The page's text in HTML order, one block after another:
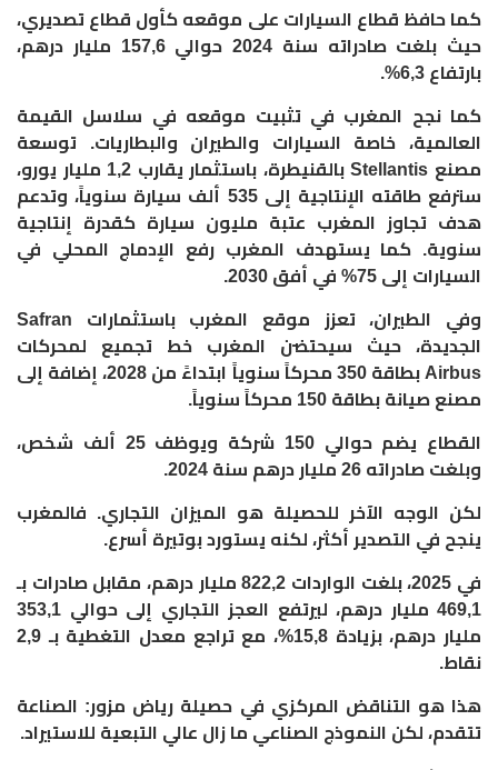
كما حافظ قطاع السيارات على موقعه كأول قطاع تصديري،
حيث بلغت صادراته سنة 2024 حوالي 157,6 مليار درهم،
بارتفاع 6,3%.
كما نجح المغرب في تثبيت موقعه في سلاسل القيمة
العالمية، خاصة السيارات والطيران والبطاريات. توسعة
مصنع Stellantis بالقنيطرة، باستثمار يقارب 1,2 مليار يورو،
سترفع طاقته الإنتاجية إلى 535 ألف سيارة سنوياً، وتدعم
هدف تجاوز المغرب عتبة مليون سيارة كقدرة إنتاجية
سنوية. كما يستهدف المغرب رفع الإدماج المحلي في
السيارات إلى 75% في أفق 2030.
وفي الطيران، تعزز موقع المغرب باستثمارات Safran
الجديدة، حيث سيحتضن المغرب خط تجميع لمحركات
Airbus بطاقة 350 محركاً سنوياً ابتداءً من 2028، إضافة إلى
مصنع صيانة بطاقة 150 محركاً سنوياً.
القطاع يضم حوالي 150 شركة ويوظف 25 ألف شخص،
وبلغت صادراته 26 مليار درهم سنة 2024.
لكن الوجه الآخر للحصيلة هو الميزان التجاري. فالمغرب
ينجح في التصدير أكثر، لكنه يستورد بوتيرة أسرع.
في 2025، بلغت الواردات 822,2 مليار درهم، مقابل صادرات بـ
469,1 مليار درهم، ليرتفع العجز التجاري إلى حوالي 353,1
مليار درهم، بزيادة 15,8%، مع تراجع معدل التغطية بـ 2,9
نقاط.
هذا هو التناقض المركزي في حصيلة رياض مزور: الصناعة
تتقدم، لكن النموذج الصناعي ما زال عالي التبعية للاستيراد.